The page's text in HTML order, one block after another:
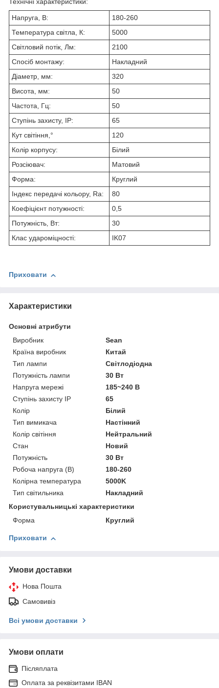
Технічні характеристики:
Напруга, В:
180-260
Температура світла, К:
5000
Світловий потік, Лм:
2100
Спосіб монтажу:
Накладний
Діаметр, мм:
320
Висота, мм:
50
Частота, Гц:
50
Ступінь захисту, IP:
65
Кут світіння,°
120
Колір корпусу:
Білий
Розсіювач:
Матовий
Форма:
Круглий
Індекс передачі кольору, Ra:
80
Коефіцієнт потужності:
0,5
Потужність, Вт:
30
Клас удароміцності:
IK07
Приховати
Характеристики
Основні атрибути
Виробник
Sean
Країна виробник
Китай
Тип лампи
Світлодіодна
Потужність лампи
30 Вт
Напруга мережі
185~240 В
Ступінь захисту IP
65
Колір
Білий
Тип вимикача
Настінний
Колір світіння
Нейтральний
Стан
Новий
Потужність
30 Вт
Робоча напруга (В)
180-260
Колірна температура
5000K
Тип світильника
Накладний
Користувальницькі характеристики
Форма
Круглий
Приховати
Умови доставки
Нова Пошта
Самовивіз
Всі умови доставки
Умови оплати
Післяплата
Оплата за реквізитами IBAN